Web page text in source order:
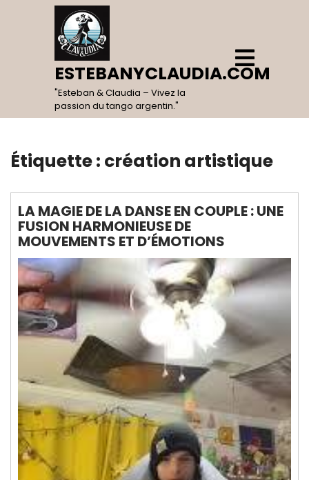
ESTEBANYCLAUDIA.COM
"Esteban & Claudia – Vivez la
passion du tango argentin."
Open
Menu
Étiquette : création artistique
LA MAGIE DE LA DANSE EN COUPLE : UNE
FUSION HARMONIEUSE DE
MOUVEMENTS ET D’ÉMOTIONS